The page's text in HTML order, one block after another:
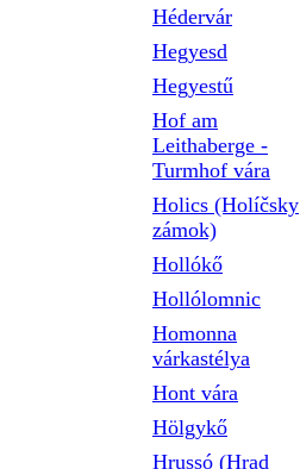
Hédervár
Hegyesd
Hegyestű
Hof am
Leithaberge -
Turmhof vára
Holics (Holíčsky
zámok)
Hollókő
Hollólomnic
Homonna
várkastélya
Hont vára
Hölgykő
Hrussó (Hrad